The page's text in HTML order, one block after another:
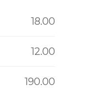
18.00
12.00
190.00